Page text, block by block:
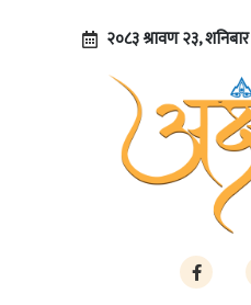
२०८३ श्रावण २३, शनिबार